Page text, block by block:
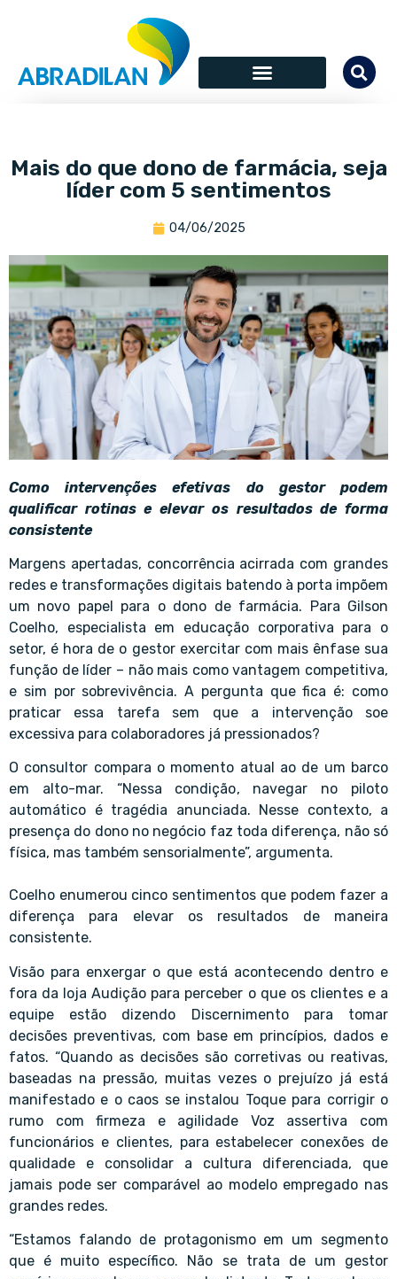
Mais do que dono de farmácia, seja
líder com 5 sentimentos
04/06/2025
Como intervenções efetivas do gestor podem
qualificar rotinas e elevar os resultados de forma
consistente
Margens apertadas, concorrência acirrada com grandes
redes e transformações digitais batendo à porta impõem
um novo papel para o dono de farmácia. Para Gilson
Coelho, especialista em educação corporativa para o
setor, é hora de o gestor exercitar com mais ênfase sua
função de líder – não mais como vantagem competitiva,
e sim por sobrevivência. A pergunta que fica é: como
praticar essa tarefa sem que a intervenção soe
excessiva para colaboradores já pressionados?
O consultor compara o momento atual ao de um barco
em alto-mar. “Nessa condição, navegar no piloto
automático é tragédia anunciada. Nesse contexto, a
presença do dono no negócio faz toda diferença, não só
física, mas também sensorialmente”, argumenta.
Coelho enumerou cinco sentimentos que podem fazer a
diferença para elevar os resultados de maneira
consistente.
Visão para enxergar o que está acontecendo dentro e
fora da loja Audição para perceber o que os clientes e a
equipe estão dizendo Discernimento para tomar
decisões preventivas, com base em princípios, dados e
fatos. “Quando as decisões são corretivas ou reativas,
baseadas na pressão, muitas vezes o prejuízo já está
manifestado e o caos se instalou Toque para corrigir o
rumo com firmeza e agilidade Voz assertiva com
funcionários e clientes, para estabelecer conexões de
qualidade e consolidar a cultura diferenciada, que
jamais pode ser comparável ao modelo empregado nas
grandes redes.
“Estamos falando de protagonismo em um segmento
que é muito específico. Não se trata de um gestor